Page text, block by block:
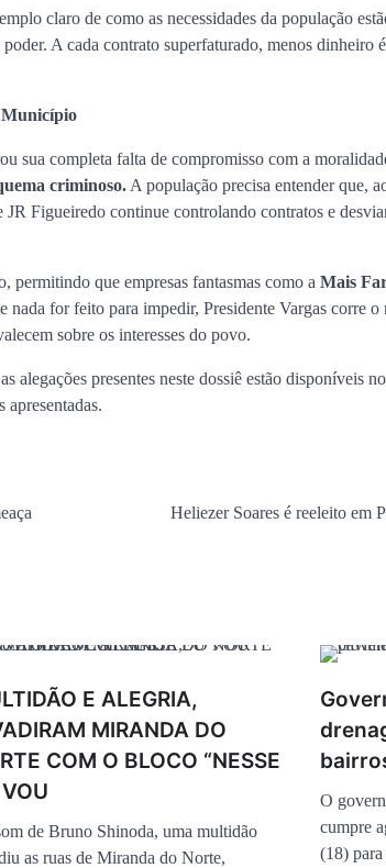
claro de como as necessidades da população
A cada contrato superfaturado, menos dinheiro
Município
sua completa falta de compromisso com a
criminoso. A população precisa entender que,
JR Figueiredo continue controlando contratos e
permitindo que empresas fantasmas como a Mais
nada for feito para impedir, Presidente Vargas corre
sobre os interesses do povo.
alegações presentes neste dossiê estão disponíveis
apresentadas.
Heliezer Soares é reeleito em
E ALEGRIA,
MIRANDA DO
COM O BLOCO “NESSE
de Bruno Shinoda, uma multidão
as ruas de Miranda do Norte,
O
cumpre
(18)